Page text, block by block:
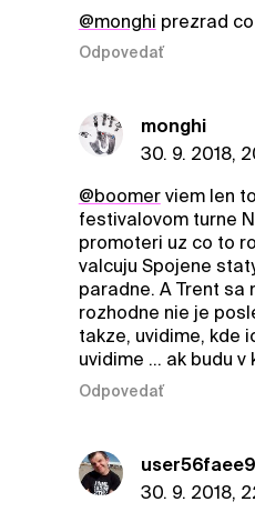
@monghi prezrad co
Odpovedať
monghi
30. 9. 2018,
@boomerviem len
festivalovom turne
promoteri uz co to
valcuju Spojene
paradne. A Trent sa
rozhodne nie je
takze, uvidime, kde
uvidime ... ak budu v
Odpovedať
30. 9. 2018,